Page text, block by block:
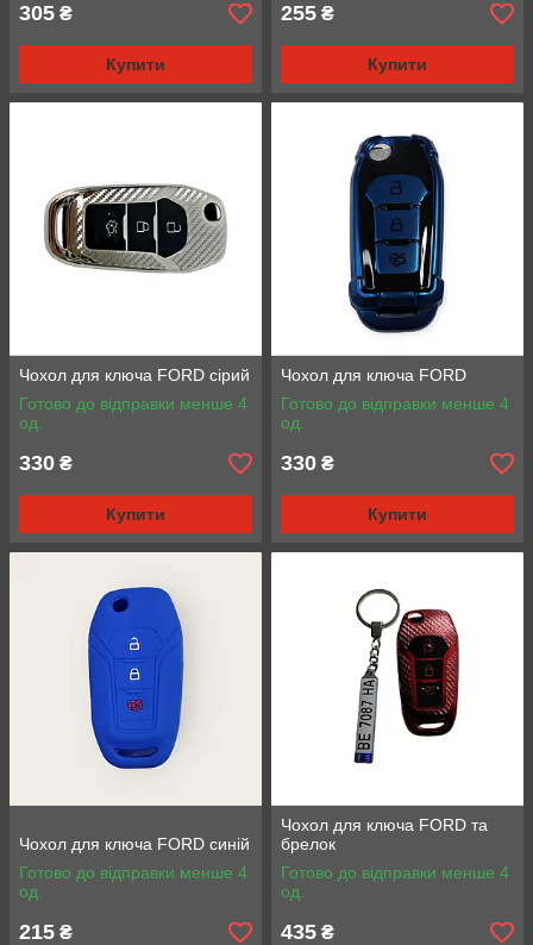
305 ₴
Купити
255 ₴
Купити
Чохол для ключа FORD сірий
Готово до відправки менше 4
од.
330 ₴
Купити
Чохол для ключа FORD
Готово до відправки менше 4
од.
330 ₴
Купити
Чохол для ключа FORD синій
Готово до відправки менше 4
од.
215 ₴
Чохол для ключа FORD та
брелок
Готово до відправки менше 4
од.
435 ₴